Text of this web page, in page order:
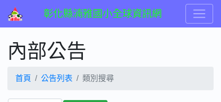
彰化縣湳雅國小全球資訊網
內部公告
首頁 公告列表 類別搜尋